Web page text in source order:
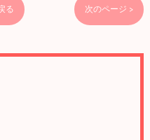
る 次のページ >